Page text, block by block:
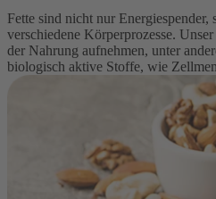
Fette sind nicht nur Energiespender,
verschiedene Körperprozesse.
der Nahrung aufnehmen, unter
biologisch aktive Stoffe, wie